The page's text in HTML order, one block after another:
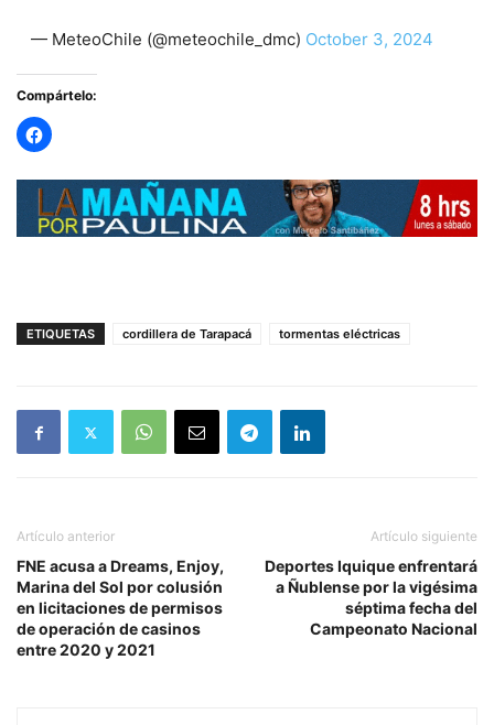
— MeteoChile (@meteochile_dmc) October 3, 2024
Compártelo:
ETIQUETAS cordillera de Tarapacá tormentas eléctricas
Artículo anterior
FNE acusa a Dreams, Enjoy,
Marina del Sol por colusión
en licitaciones de permisos
de operación de casinos
entre 2020 y 2021
Artículo siguiente
Deportes Iquique enfrentará
a Ñublense por la vigésima
séptima fecha del
Campeonato Nacional